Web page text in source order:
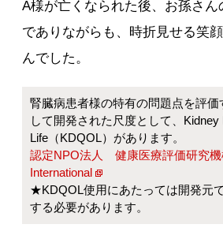
A様が亡くなられた後、お孫さん
でありながらも、時折見せる笑
んでした。
腎臓病患者様の特有の問題点を評価
して開発された尺度として、
Life（KDQOL）があります。
認定NPO法人 健康医療評価研究
International
★KDQOL使用にあたっては開発元
する必要があります。